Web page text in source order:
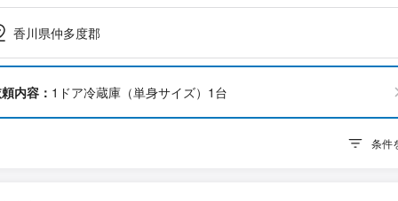
香川県仲多度郡
内容： 1ドア冷蔵庫（単身サイズ）1台
条件